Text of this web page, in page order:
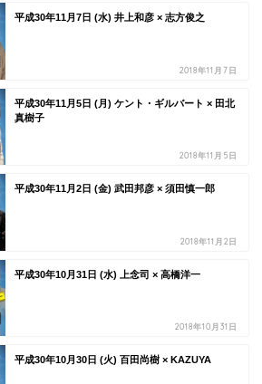
平成30年11月7日 (水) 井上和彦 × 志方俊之
2018年11月7日
平成30年11月5日 (月) ケント・ギルバート × 田北
真樹子
2018年11月5日
平成30年11月2日 (金) 武田邦彦 × 須田慎一郎
2018年11月2日
平成30年10月31日 (水) 上念司 × 高橋洋一
2018年10月31日
平成30年10月30日 (火) 百田尚樹 × KAZUYA